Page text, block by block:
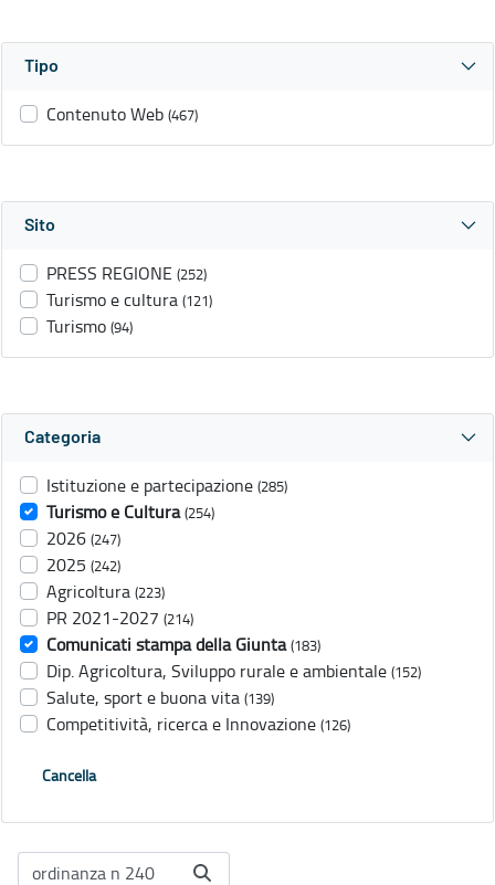
Tipo
Contenuto Web (467)
Sito
PRESS REGIONE (252)
Turismo e cultura (121)
Turismo (94)
Categoria
Istituzione e partecipazione (285)
Turismo e Cultura (254)
2026 (247)
2025 (242)
Agricoltura (223)
PR 2021-2027 (214)
Comunicati stampa della Giunta (183)
Dip. Agricoltura, Sviluppo rurale e ambientale (152)
Salute, sport e buona vita (139)
Competitività, ricerca e Innovazione (126)
Cancella